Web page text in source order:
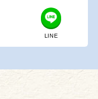
LINE